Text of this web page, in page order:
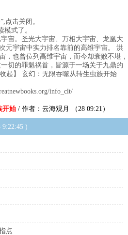
点击关闭。
式了。
宙。圣光大宇宙、万相大宇宙、龙凰大
元宇宙中实力排名靠前的高维宇宙。 洪
，也曾位列高维宇宙，而今却衰败不堪，
切的罪魁祸首，皆源于一场关于九鼎的
起】 玄幻：无限吞噬从转生虫族开始
info_clt/
开始/ 作者：云海观月 （28 09:21）
)
点